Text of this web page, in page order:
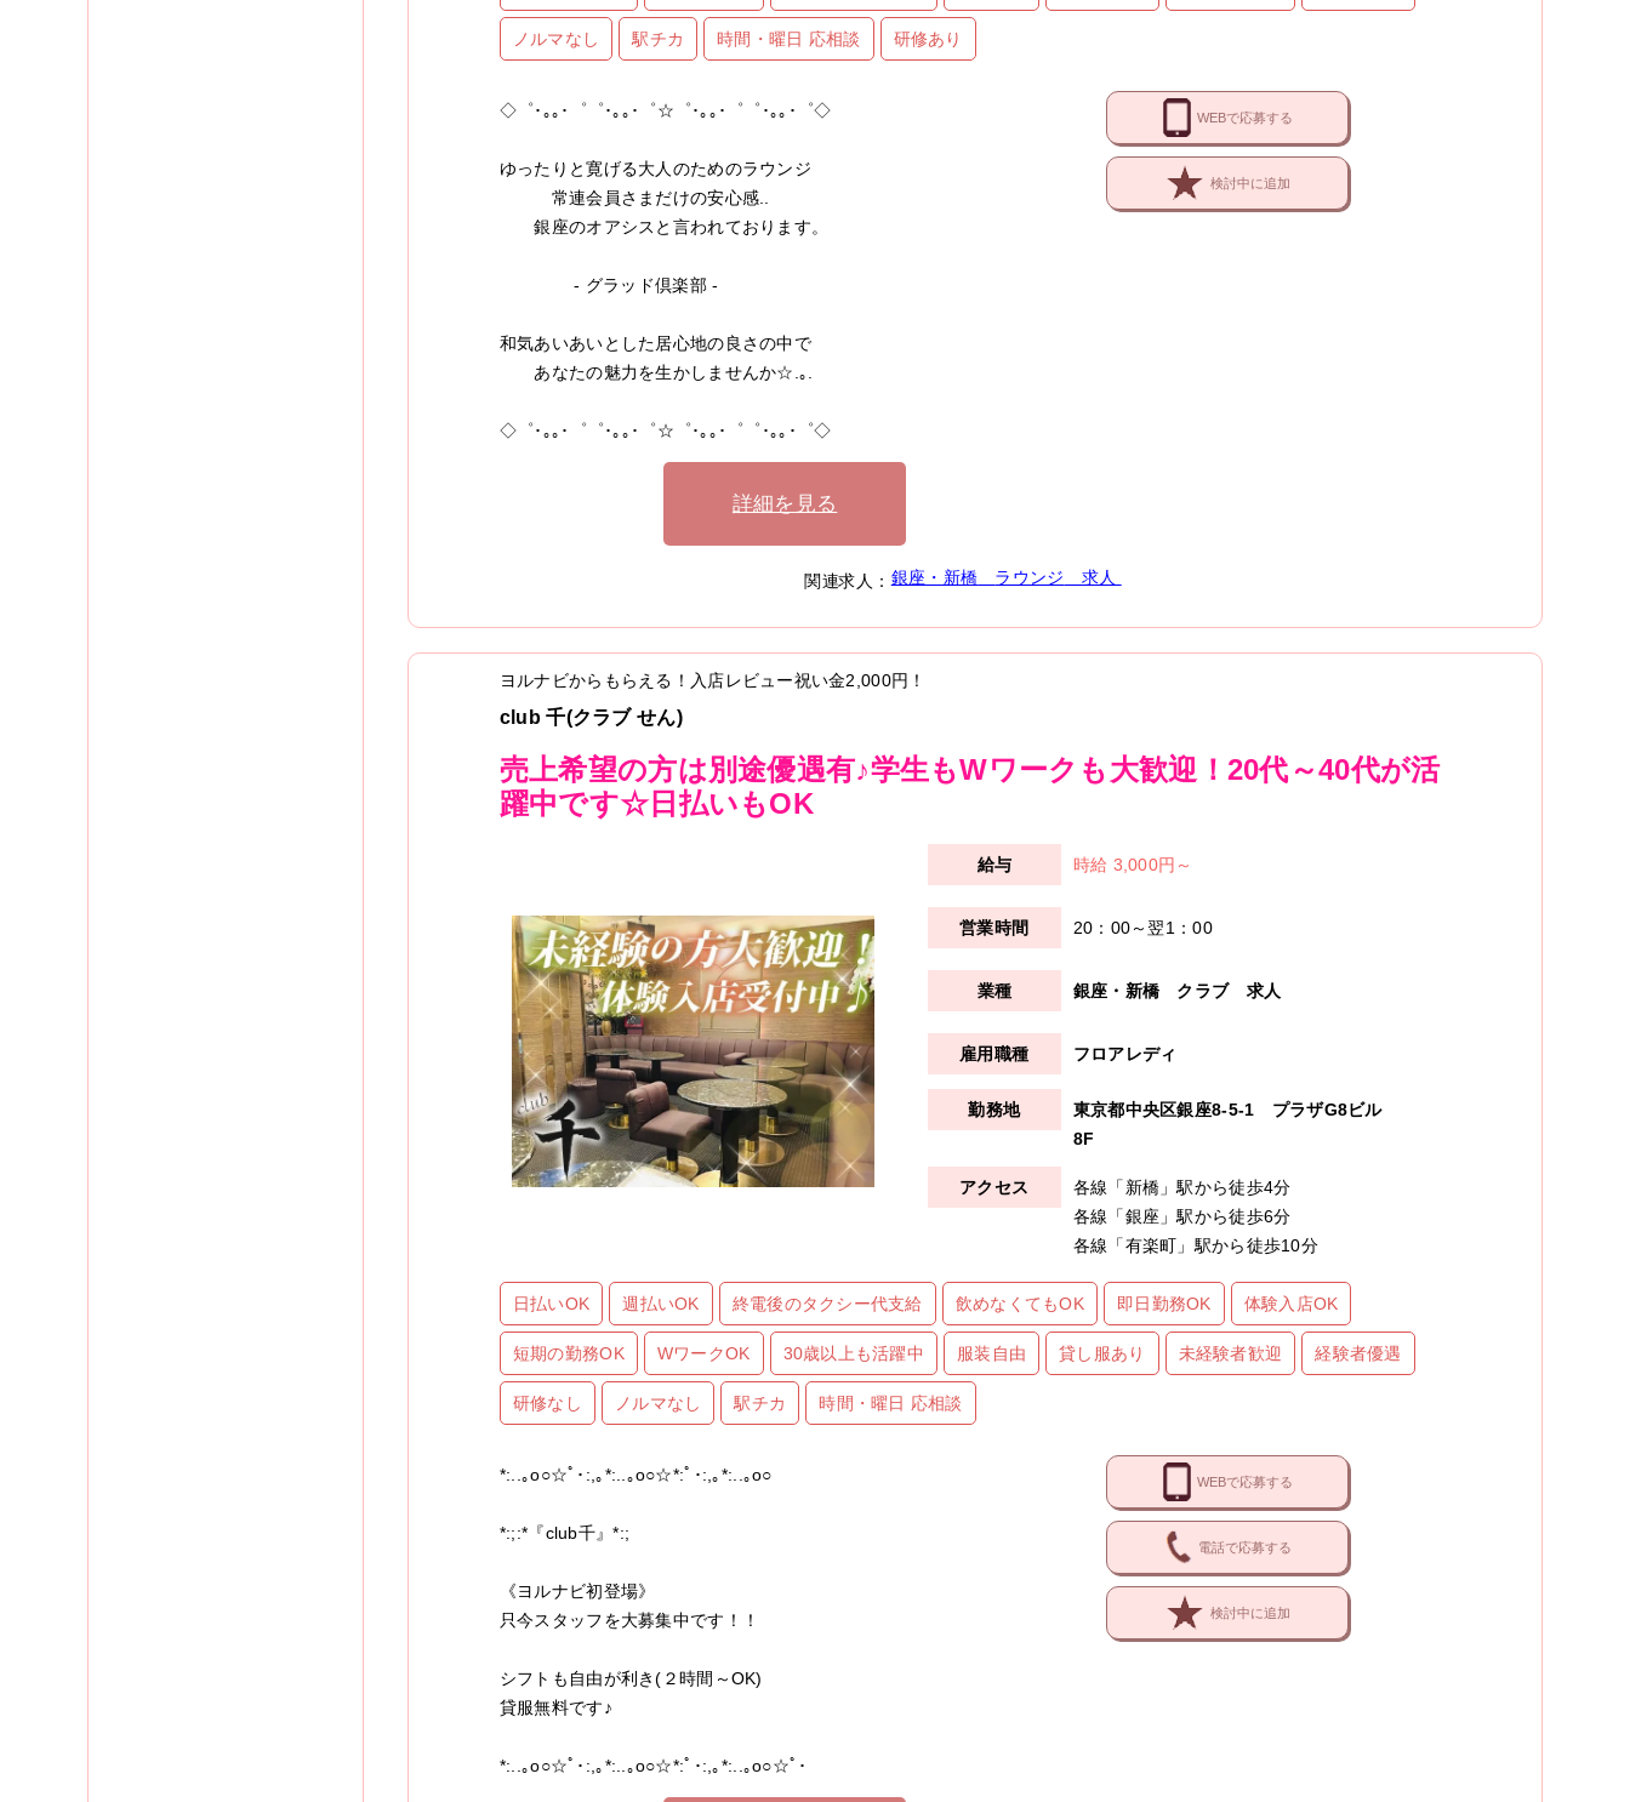
ノルマなし 駅チカ 時間・曜日 応相談 研修あり
◇゜･｡｡･゜゜･｡｡･゜☆゜･｡｡･゜゜･｡｡･゜◇
ゆったりと寛げる大人のためのラウンジ
常連会員さまだけの安心感..
銀座のオアシスと言われております。
- グラッド倶楽部 -
和気あいあいとした居心地の良さの中で
あなたの魅力を生かしませんか☆.｡.
◇゜･｡｡･゜゜･｡｡･゜☆゜･｡｡･゜゜･｡｡･゜◇
詳細を見る
WEBで応募する
検討中に追加
関連求人：銀座・新橋 ラウンジ 求人
ヨルナビからもらえる！入店レビュー祝い金2,000円 ！
club 千(クラブ せん)
売上希望の方は別途優遇有♪学生もWワークも大歓迎！20代～40代が活
躍中です☆日払いもOK
時給 3,000円～
20：00～翌1：00
銀座・新橋 クラブ 求人
フロアレディ
東京都中央区銀座8-5-1 プラザG8ビル
8F
各線「新橋」駅から徒歩4分
各線「銀座」駅から徒歩6分
各線「有楽町」駅から徒歩10分
日払いOK 週払いOK 終電後のタクシー代支給 飲めなくてもOK 即日勤務OK 体験入店OK
短期の勤務OK WワークOK 30歳以上も活躍中 服装自由 貸し服あり 未経験者歓迎 経験者優遇
研修なし ノルマなし 駅チカ 時間・曜日 応相談
*:..｡o○☆ﾟ･:,｡*:..｡o○☆*:ﾟ･:,｡*:..｡o○
*:;:*『club千』*:;
《ヨルナビ初登場》
只今スタッフを大募集中です！！
シフトも自由が利き(２時間～OK)
貸服無料です♪
*:..｡o○☆ﾟ･:,｡*:..｡o○☆*:ﾟ･:,｡*:..｡o○☆ﾟ･
WEBで応募する
電話で応募する
検討中に追加